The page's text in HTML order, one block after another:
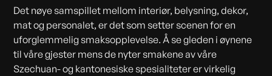
Det nøye samspillet mellom interiør, belysning, dekor,
mat og personalet, er det som setter scenen for en
uforglemmelig smaksopplevelse. Å se gleden i øynene
til våre gjester mens de nyter smakene av våre
Szechuan- og kantonesiske spesialiteter er virkelig